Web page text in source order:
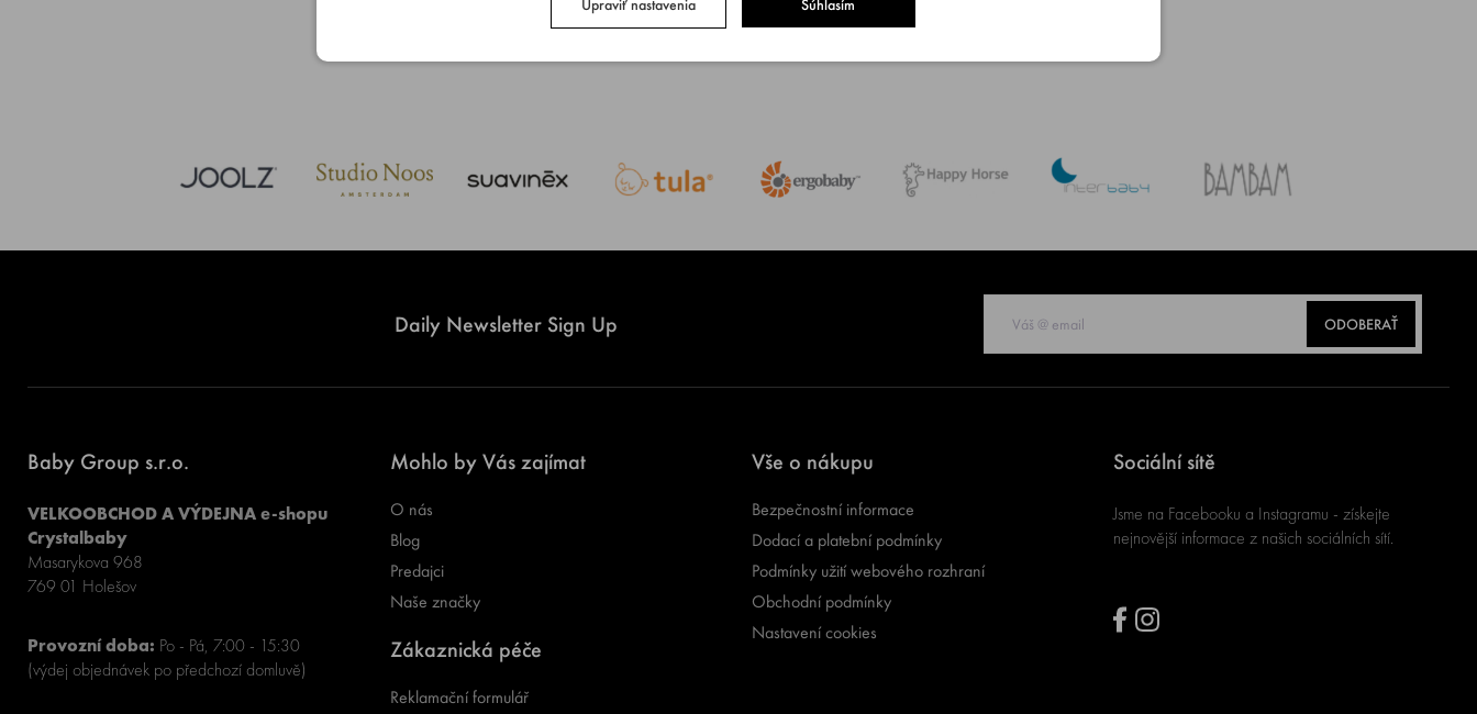
Daily Newsletter Sign Up ODOBERAŤ
Baby Group s.r.o.
VELKOOBCHOD A VÝDEJNA e-shopu
Crystalbaby
Masarykova 968
769 01 Holešov
Provozní doba: Po - Pá, 7:00 - 15:30
(výdej objednávek po předchozí domluvě)
Mohlo by Vás zajímat
O nás
Blog
Predajci
Naše značky
Zákaznická péče
Reklamační formulář
Vše o nákupu
Bezpečnostní informace
Dodací a platební podmínky
Podmínky užití webového rozhraní
Obchodní podmínky
Nastavení cookies
Sociální sítě
Jsme na Facebooku a Instagramu - získejte
nejnovější informace z našich sociálních sítí.